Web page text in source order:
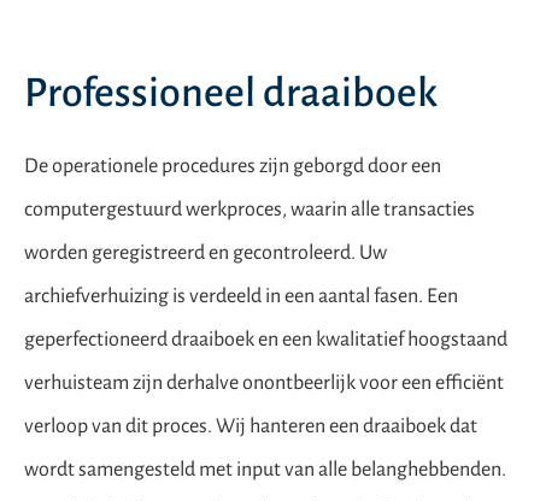
Professioneel draaiboek
De operationele procedures zijn geborgd door een
computergestuurd werkproces, waarin alle transacties
worden geregistreerd en gecontroleerd. Uw
archiefverhuizing is verdeeld in een aantal fasen. Een
geperfectioneerd draaiboek en een kwalitatief hoogstaand
verhuisteam zijn derhalve onontbeerlijk voor een efficiënt
verloop van dit proces. Wij hanteren een draaiboek dat
wordt samengesteld met input van alle belanghebbenden.